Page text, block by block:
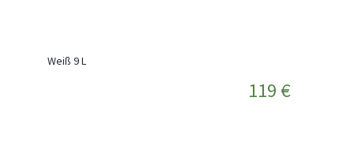
Weiß 9 L
119 €